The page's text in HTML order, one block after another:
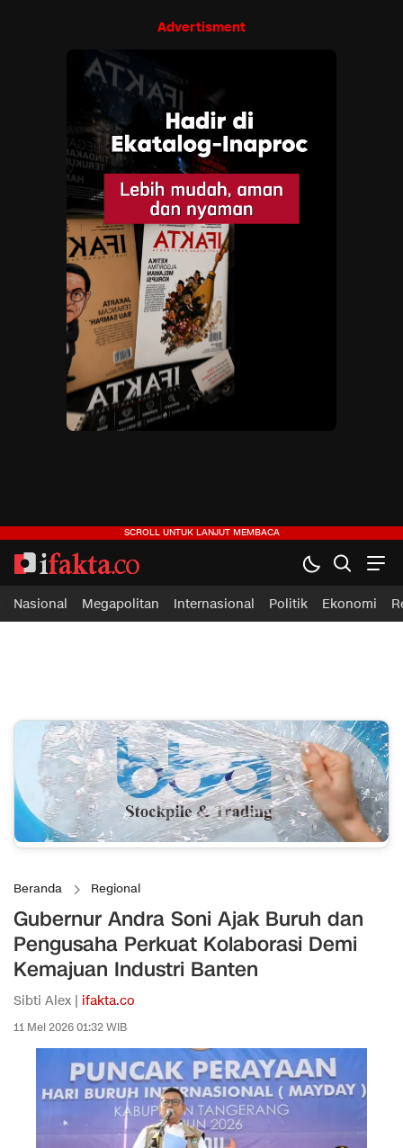
Advertisment
Nasional Megapolitan Internasional Politik Ekonomi
Beranda Regional
Gubernur Andra Soni Ajak Buruh dan
Pengusaha Perkuat Kolaborasi Demi
Kemajuan Industri Banten
Sibti Alex | ifakta.co
11 Mei 2026 01:32 WIB